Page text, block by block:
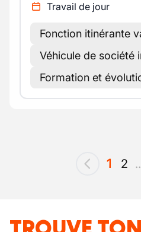
Travail de jour
Fonction itinérante
Véhicule de société
Formation et
1 2